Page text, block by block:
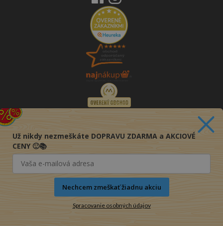
Už nikdy nezmeškáte DOPRAVU ZDARMA a AKCIOVÉ
CENY 🙂📚
Nechcem zmeškať žiadnu akciu
Spracovanie osobných údajov